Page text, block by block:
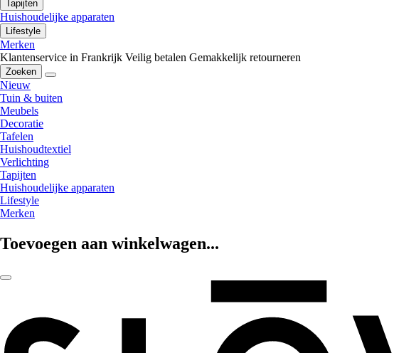
Tapijten
Huishoudelijke apparaten
Lifestyle
Merken
Klantenservice in Frankrijk Veilig betalen Gemakkelijk retourneren
Zoeken
Nieuw
Tuin & buiten
Meubels
Decoratie
Tafelen
Huishoudtextiel
Verlichting
Tapijten
Huishoudelijke apparaten
Lifestyle
Merken
Toevoegen aan winkelwagen...